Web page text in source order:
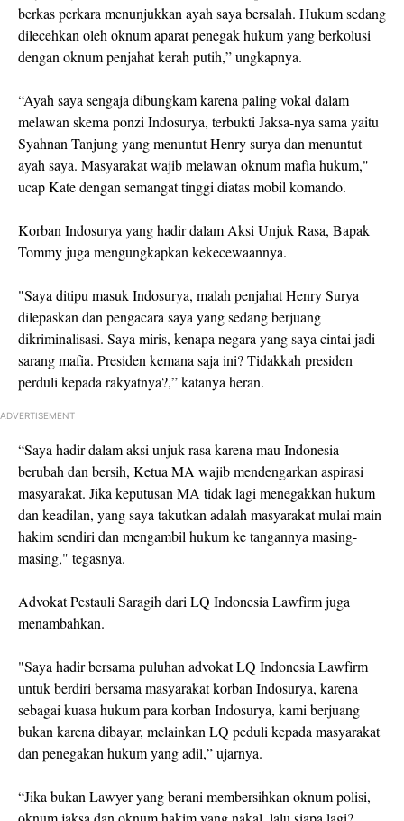
berkas perkara menunjukkan ayah saya bersalah. Hukum sedang
dilecehkan oleh oknum aparat penegak hukum yang berkolusi
dengan oknum penjahat kerah putih,” ungkapnya.
“Ayah saya sengaja dibungkam karena paling vokal dalam
melawan skema ponzi Indosurya, terbukti Jaksa-nya sama yaitu
Syahnan Tanjung yang menuntut Henry surya dan menuntut
ayah saya. Masyarakat wajib melawan oknum mafia hukum,"
ucap Kate dengan semangat tinggi diatas mobil komando.
Korban Indosurya yang hadir dalam Aksi Unjuk Rasa, Bapak
Tommy juga mengungkapkan kekecewaannya.
"Saya ditipu masuk Indosurya, malah penjahat Henry Surya
dilepaskan dan pengacara saya yang sedang berjuang
dikriminalisasi. Saya miris, kenapa negara yang saya cintai jadi
sarang mafia. Presiden kemana saja ini? Tidakkah presiden
perduli kepada rakyatnya?,” katanya heran.
ADVERTISEMENT
“Saya hadir dalam aksi unjuk rasa karena mau Indonesia
berubah dan bersih, Ketua MA wajib mendengarkan aspirasi
masyarakat. Jika keputusan MA tidak lagi menegakkan hukum
dan keadilan, yang saya takutkan adalah masyarakat mulai main
hakim sendiri dan mengambil hukum ke tangannya masing-
masing," tegasnya.
Advokat Pestauli Saragih dari LQ Indonesia Lawfirm juga
menambahkan.
"Saya hadir bersama puluhan advokat LQ Indonesia Lawfirm
untuk berdiri bersama masyarakat korban Indosurya, karena
sebagai kuasa hukum para korban Indosurya, kami berjuang
bukan karena dibayar, melainkan LQ peduli kepada masyarakat
dan penegakan hukum yang adil,” ujarnya.
“Jika bukan Lawyer yang berani membersihkan oknum polisi,